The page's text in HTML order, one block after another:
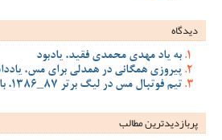
دیدگاه
به یاد مهدی محمدی فقید، یادبود
پیروزی همگانی در همدلی برای مس،
تیم فوتبال مس در لیگ برتر 87_1386، با خاطرات مس
پربازدیدترین‌ مطالب